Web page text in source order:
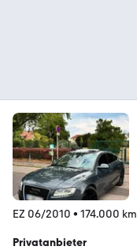
EZ 06/2010 • 174.000 km
Privatanbieter